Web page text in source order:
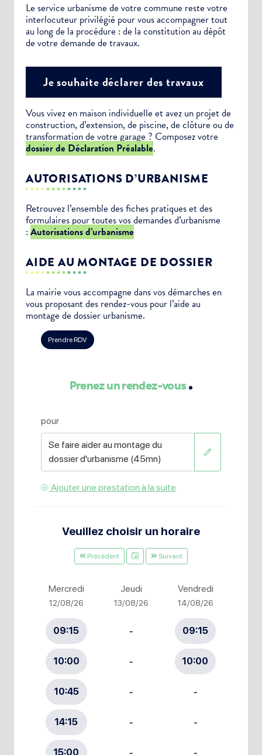
Le service urbanisme de votre commune reste votre
interlocuteur privilégié pour vous accompagner tout
au long de la procédure : de la constitution au dépôt
de votre demande de travaux.
Je souhaite déclarer des travaux
Vous vivez en maison individuelle et avez un projet de
construction, d’extension, de piscine, de clôture ou de
transformation de votre garage ? Composez votre
dossier de Déclaration Préalable.
AUTORISATIONS D’URBANISME
Retrouvez l’ensemble des fiches pratiques et des
formulaires pour toutes vos demandes d’urbanisme
: Autorisations d’urbanisme
AIDE AU MONTAGE DE DOSSIER
La mairie vous accompagne dans vos démarches en
vous proposant des rendez-vous pour l’aide au
montage de dossier urbanisme.